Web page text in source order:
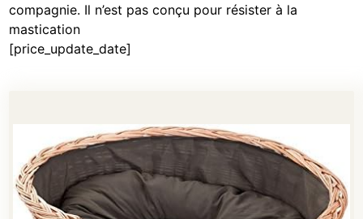
compagnie. Il n’est pas conçu pour résister à la
mastication
[price_update_date]